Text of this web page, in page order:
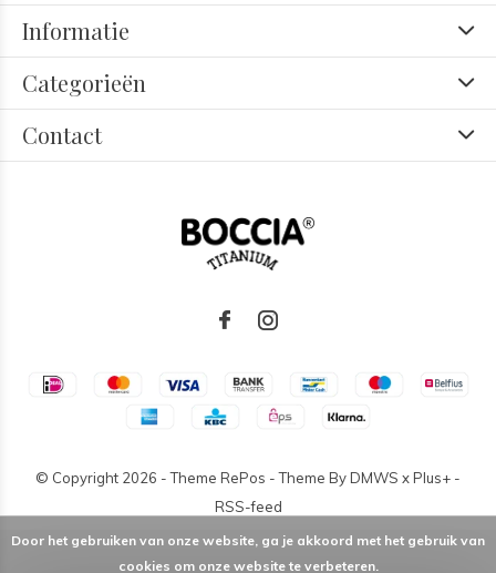
Informatie
Categorieën
Contact
© Copyright 2026 - Theme RePos - Theme ByDMWS xPlus+ -
RSS-feed
Door het gebruiken van onze website, ga je akkoord met het gebruik van
cookies om onze website te verbeteren.